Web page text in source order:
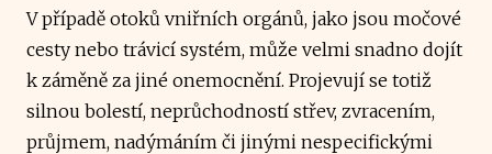
V případě otoků vniřních orgánů, jako jsou močové
cesty nebo trávicí systém, může velmi snadno dojít
k záměně za jiné onemocnění. Projevují se totiž
silnou bolestí, neprůchodností střev, zvracením,
průjmem, nadýmáním či jinými nespecifickými